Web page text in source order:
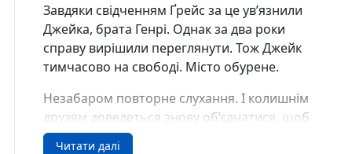
Завдяки свідченням Ґрейс за це ув’язнили
Джейка, брата Генрі. Однак за два роки
справу вирішили переглянути. Тож Джейк
тимчасово на свободі. Місто обурене.
Незабаром повторне слухання. І колишнім
друзям доведеться знову об’єднатися, щоб
з’ясувати правду…
Читати далі